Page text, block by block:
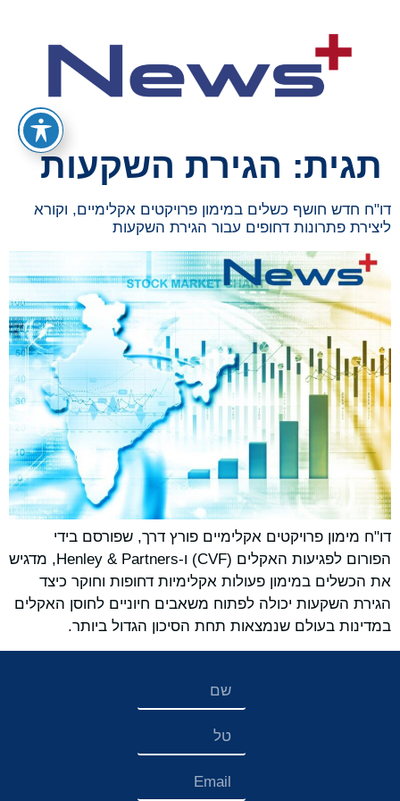
תגית: הגירת השקעות
דו"ח חדש חושף כשלים במימון פרויקטים אקלימיים, וקורא
ליצירת פתרונות דחופים עבור הגירת השקעות
דו"ח מימון פרויקטים אקלימיים פורץ דרך, שפורסם בידי
הפורום לפגיעות האקלים (CVF) ו-Henley & Partners, מדגיש
את הכשלים במימון פעולות אקלימיות דחופות וחוקר כיצד
הגירת השקעות יכולה לפתוח משאבים חיוניים לחוסן האקלים
במדינות בעולם שנמצאות תחת הסיכון הגדול ביותר.